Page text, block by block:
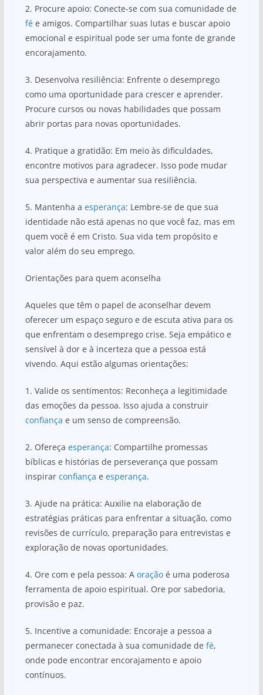
2. Procure apoio: Conecte-se com sua comunidade de
fée amigos. Compartilhar suas lutas e buscar apoio
emocional e espiritual pode ser uma fonte de grande
encorajamento.
3. Desenvolva resiliência: Enfrente o desemprego
como uma oportunidade para crescer e aprender.
Procure cursos ou novas habilidades que possam
abrir portas para novas oportunidades.
4. Pratique a gratidão: Em meio às dificuldades,
encontre motivos para agradecer. Isso pode mudar
sua perspectiva e aumentar sua resiliência.
5. Mantenha a esperança: Lembre-se de que sua
identidade não está apenas no que você faz, mas em
quem você é em Cristo. Sua vida tem propósito e
valor além do seu emprego.
Orientações para quem aconselha
Aqueles que têm o papel de aconselhar devem
oferecer um espaço seguro e de escuta ativa para os
que enfrentam o desemprego crise. Seja empático e
sensível à dor e à incerteza que a pessoa está
vivendo. Aqui estão algumas orientações:
1. Valide os sentimentos: Reconheça a legitimidade
das emoções da pessoa. Isso ajuda a construir
confiança e um senso de compreensão.
2. Ofereça esperança: Compartilhe promessas
bíblicas e histórias de perseverança que possam
inspirar confiança e esperança.
3. Ajude na prática: Auxilie na elaboração de
estratégias práticas para enfrentar a situação, como
revisões de currículo, preparação para entrevistas e
exploração de novas oportunidades.
4. Ore com e pela pessoa: A oraçãoé uma poderosa
ferramenta de apoio espiritual. Ore por sabedoria,
provisão e paz.
5. Incentive a comunidade: Encoraje a pessoa a
permanecer conectada à sua comunidade de fé,
onde pode encontrar encorajamento e apoio
contínuos.